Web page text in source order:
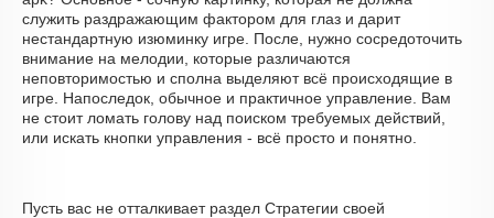
служить раздражающим фактором для глаз и дарит
нестандартную изюминку игре. После, нужно сосредоточить
внимание на мелодии, которые различаются
неповторимостью и сполна выделяют всё происходящие в
игре. Напоследок, обычное и практичное управление. Вам
не стоит ломать голову над поиском требуемых действий,
или искать кнопки управления - всё просто и понятно.
Пусть вас не отталкивает раздел Стратегии своей